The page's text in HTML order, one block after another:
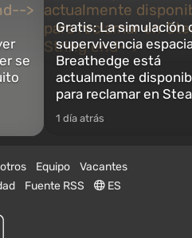
se
Gratis: La simulación
supervivencia
Breathedge está
actualmente
para reclamar en
1 día atrás
Equipo
Vacantes
Fuente RSS ES